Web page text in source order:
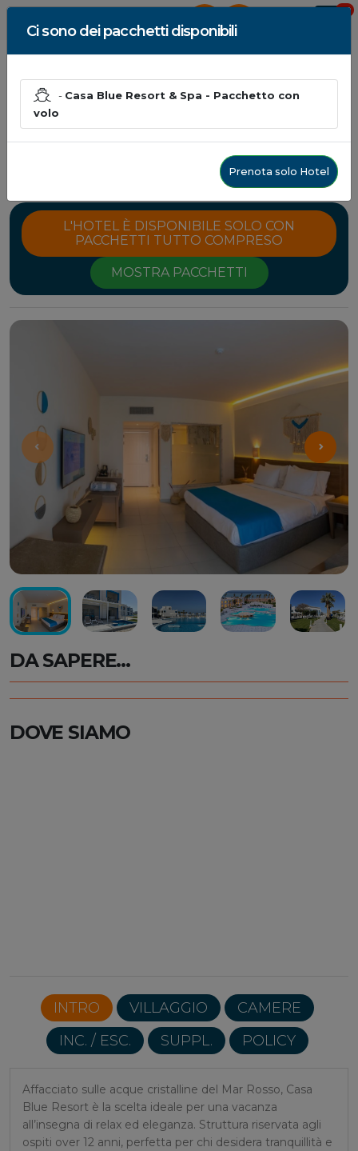
0
Casa Blue Resort & Spa
Marsa Alam, Egitto - Egitto
da € 832.00
L'HOTEL È DISPONIBILE SOLO CON
PACCHETTI TUTTO COMPRESO
MOSTRA PACCHETTI
DA SAPERE...
DOVE SIAMO
INTRO VILLAGGIO
CAMERE
INC. / ESC.
SUPPL. POLICY
Affacciato sulle acque cristalline del Mar Rosso, Casa
Blue Resort è la scelta ideale per una vacanza
all’insegna di relax ed eleganza. Struttura riservata agli
ospiti over 12 anni, perfetta per chi desidera tranquillità e
Ci sono dei pacchetti disponibili
- Casa Blue Resort & Spa - Pacchetto con
volo
Prenota solo Hotel